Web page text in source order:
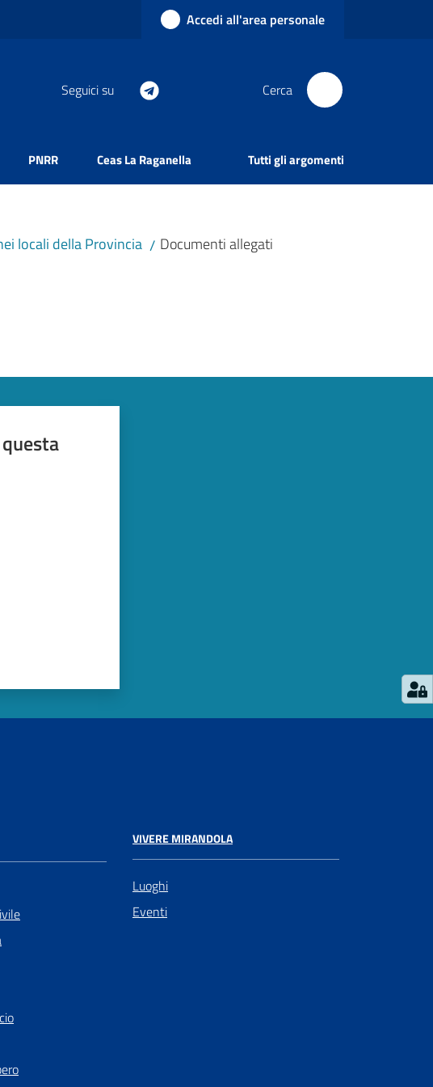
Accedi all'area personale
Seguici su Cerca
PNRR Ceas La Raganella Tutti gli argomenti
locali della Provincia / Documenti allegati
VIVERE MIRANDOLA
Luoghi
Eventi